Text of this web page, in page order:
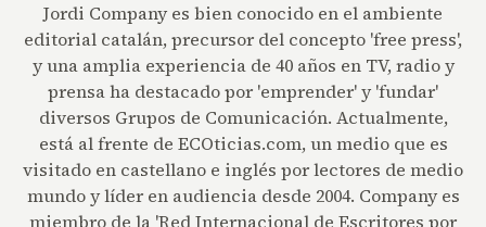
Jordi Company es bien conocido en el ambiente
editorial catalán, precursor del concepto 'free press',
y una amplia experiencia de 40 años en TV, radio y
prensa ha destacado por 'emprender' y 'fundar'
diversos Grupos de Comunicación. Actualmente,
está al frente de ECOticias.com, un medio que es
visitado en castellano e inglés por lectores de medio
mundo y líder en audiencia desde 2004. Company es
miembro de la 'Red Internacional de Escritores por